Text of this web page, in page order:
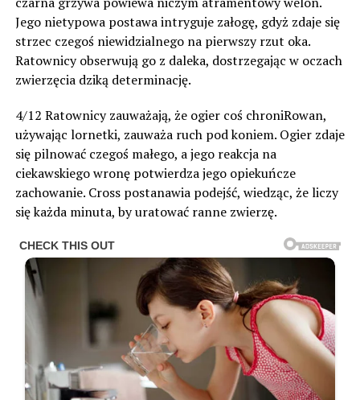
Jego nietypowa postawa intryguje załogę, gdyż zdaje się
strzec czegoś niewidzialnego na pierwszy rzut oka.
Ratownicy obserwują go z daleka, dostrzegając w oczach
zwierzęcia dziką determinację.
4/12 Ratownicy zauważają, że ogier coś chroniRowan,
używając lornetki, zauważa ruch pod koniem. Ogier zdaje
się pilnować czegoś małego, a jego reakcja na
ciekawskiego wronę potwierdza jego opiekuńcze
zachowanie. Cross postanawia podejść, wiedząc, że liczy
się każda minuta, by uratować ranne zwierzę.